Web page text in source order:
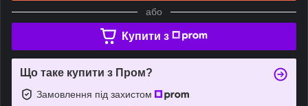
або
Купити з
Що таке купити з Пром?
Замовлення під захистом